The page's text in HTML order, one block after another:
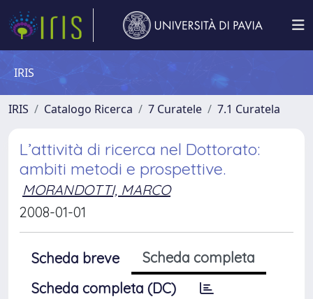
IRIS
IRIS Catalogo Ricerca 7 Curatele 7.1 Curatela
L’attività di ricerca nel Dottorato:
ambiti metodi e prospettive.
MORANDOTTI, MARCO
2008-01-01
Scheda breve
Scheda completa
Scheda completa (DC)